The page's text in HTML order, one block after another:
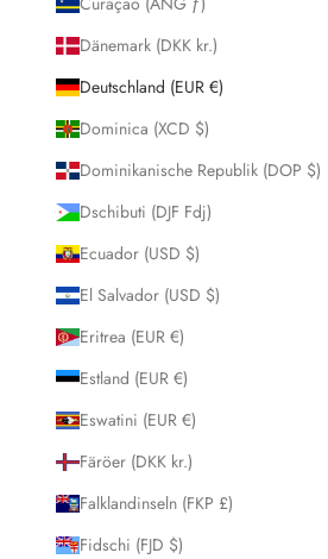
Dänemark (DKK kr.)
Deutschland (EUR €)
Dominica (XCD $)
Dominikanische Republik (DOP $)
Dschibuti (DJF Fdj)
Ecuador (USD $)
El Salvador (USD $)
Eritrea (EUR €)
Estland (EUR €)
Eswatini (EUR €)
Färöer (DKK kr.)
Falklandinseln (FKP £)
Fidschi (FJD $)